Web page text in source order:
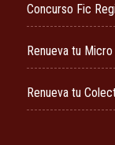
Concurso Fic
Renueva tu Micro
Renueva tu